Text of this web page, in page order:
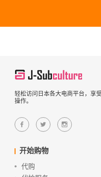
轻松访问日本各大电商平台，享
操作。
开始购物
代购